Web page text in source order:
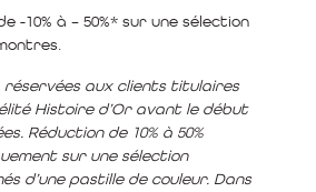
-10% à – 50%* sur une sélection
réservées aux clients titulaires
Histoire d’Or avant le début
Réduction de 10% à 50%
sur une sélection
d’une pastille de couleur. Dans